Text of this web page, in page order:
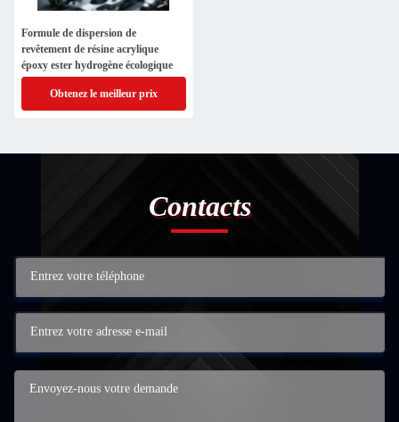
Formule de dispersion de
revêtement de résine acrylique
époxy ester hydrogène écologique
Obtenez le meilleur prix
Contacts